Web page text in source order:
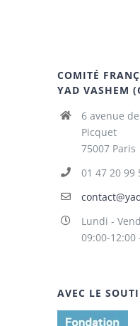
COMITÉ
YAD VASHEM
6 avenue
Picquet
75007 Paris
01 47 20 99
Lundi -
09:00-12:00
AVEC LE